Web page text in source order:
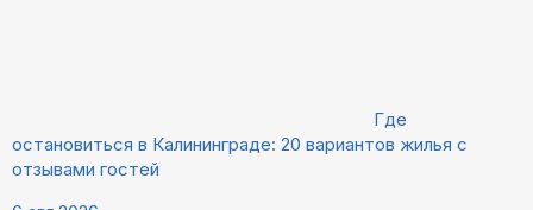
Где
остановиться в Калининграде: 20 вариантов жилья с
отзывами гостей